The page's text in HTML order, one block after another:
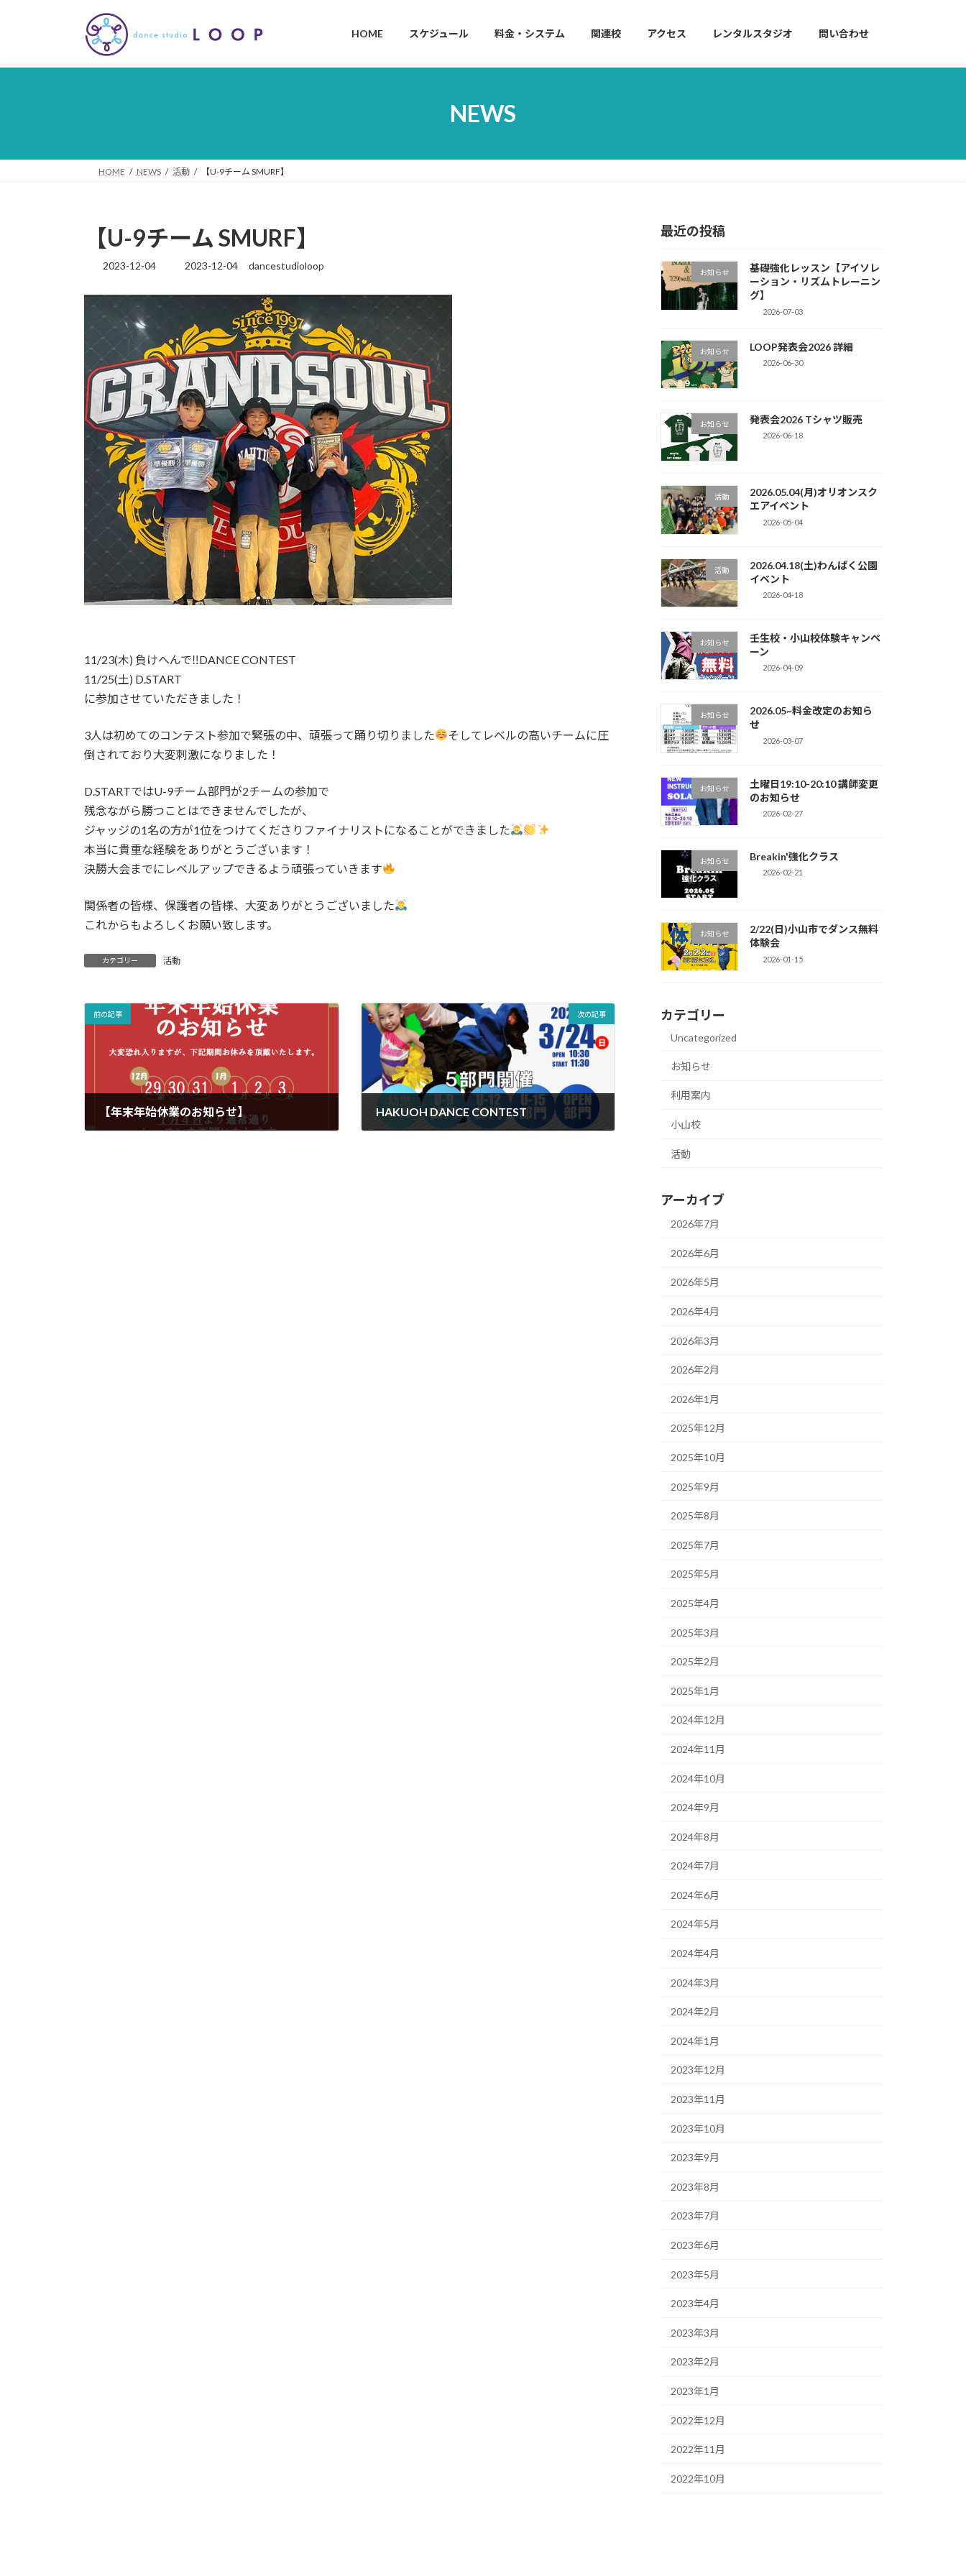
プ
動
HOME スケジュール 料金・システム 関連校 アクセス レンタルスタジオ 問い合わせ
NEWS
HOME NEWS 活動 【U-9チーム SMURF】
【U-9チーム SMURF】
2023-12-04
最
更
日
時
:
2023-12-04 dancestudioloop
11/23(木) 負けへんで‼︎DANCE CONTEST
11/25(土) D.START
に参加させていただきました！
3人は初めてのコンテスト参加で緊張の中、頑張って踊り切りました
そしてレベルの高いチームに圧
倒されており大変刺激になりました！
D.STARTではU-9チーム部門が2チームの参加で
残念ながら勝つことはできませんでしたが、
ジャッジの1名の方が1位をつけてくださりファイナリストになることができました
本当に貴重な経験をありがとうございます！
決勝大会までにレベルアップできるよう頑張っていきます
関係者の皆様、保護者の皆様、大変ありがとうございました
これからもよろしくお願い致します。
カテゴリー 活動
前の記事
【年末年始休業のお知らせ】
次の記事
HAKUOH DANCE CONTEST
最近の投稿
お知らせ
基礎強化レッスン【アイソレ
ーション・リズムトレーニン
グ】
2026-07-03
お知らせ LOOP発表会2026 詳細
2026-06-30
お知らせ 発表会2026 Tシャツ販売
2026-06-18
活動
2026.05.04(月)オリオンスク
エアイベント
2026-05-04
活動
2026.04.18(土)わんぱく公園
イベント
2026-04-18
お知らせ
壬生校・小山校体験キャンペ
ーン
2026-04-09
お知らせ
2026.05~料金改定のお知ら
せ
2026-03-07
お知らせ
土曜日19:10-20:10 講師変更
のお知らせ
2026-02-27
お知らせ Breakin'強化クラス
2026-02-21
お知らせ
2/22(日)小山市でダンス無料
体験会
2026-01-15
カテゴリー
Uncategorized
お知らせ
利用案内
小山校
活動
アーカイブ
2026年7月
2026年6月
2026年5月
2026年4月
2026年3月
2026年2月
2026年1月
2025年12月
2025年10月
2025年9月
2025年8月
2025年7月
2025年5月
2025年4月
2025年3月
2025年2月
2025年1月
2024年12月
2024年11月
2024年10月
2024年9月
2024年8月
2024年7月
2024年6月
2024年5月
2024年4月
2024年3月
2024年2月
2024年1月
2023年12月
2023年11月
2023年10月
2023年9月
2023年8月
2023年7月
2023年6月
2023年5月
2023年4月
2023年3月
2023年2月
2023年1月
2022年12月
2022年11月
2022年10月